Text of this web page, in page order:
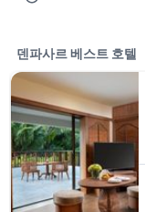
덴파사르 베스트 호텔